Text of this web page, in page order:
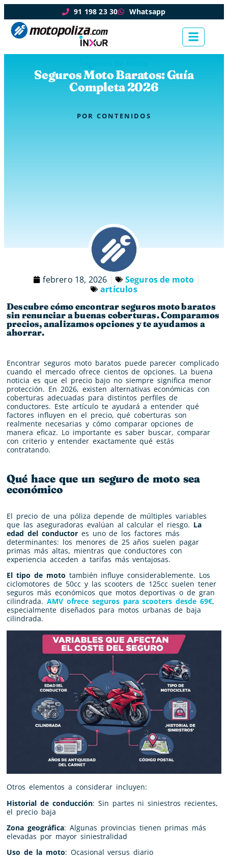
91 198 23 30 Whatsapp
Seguros Moto Baratos: Guía
Completa 2026
POR CONTENIDOS
febrero 18, 2026
Seguros de moto
artículos
Descubre cómo encontrar seguros moto baratos
sin renunciar a buenas coberturas. Comparamos
precios, analizamos opciones y te ayudamos a
ahorrar.
Encontrar seguros moto baratos puede parecer complicado
cuando el mercado ofrece cientos de opciones. La buena
noticia es que el precio bajo no siempre significa menor
protección. En 2026, existen alternativas económicas con
coberturas adecuadas para distintos perfiles de
conductores. Este artículo te ayudará a entender qué
factores influyen en el precio, qué coberturas son
realmente necesarias y cómo comparar opciones de
manera eficaz. Lo importante es saber buscar, comparar
con criterio y entender exactamente qué estás
contratando.
Qué hace que un seguro de moto sea
económico
El precio de una póliza depende de múltiples variables
que las aseguradoras evalúan al calcular el riesgo. La
edad del conductores uno de los factores más
determinantes: los menores de 25 años suelen pagar
primas más altas, mientras que conductores con
experiencia acceden a tarifas más ventajosas.
El tipo de moto también influye considerablemente. Los
ciclomotores de 50cc y las scooters de 125cc suelen tener
seguros más económicos que motos deportivas o de gran
cilindrada. AMV ofrece seguros para scooters desde 69€,
especialmente diseñados para motos urbanas de baja
cilindrada.
Otros elementos a considerar incluyen:
Historial de conducción: Sin partes ni siniestros recientes,
el precio baja
Zona geográfica: Algunas provincias tienen primas más
elevadas por mayor siniestralidad
Uso de la moto: Ocasional versus diario